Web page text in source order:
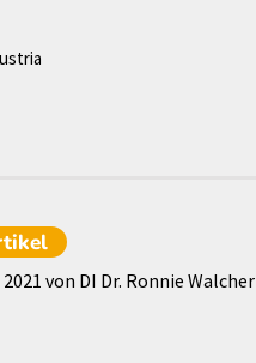
von DI Dr. Ronnie Walcher